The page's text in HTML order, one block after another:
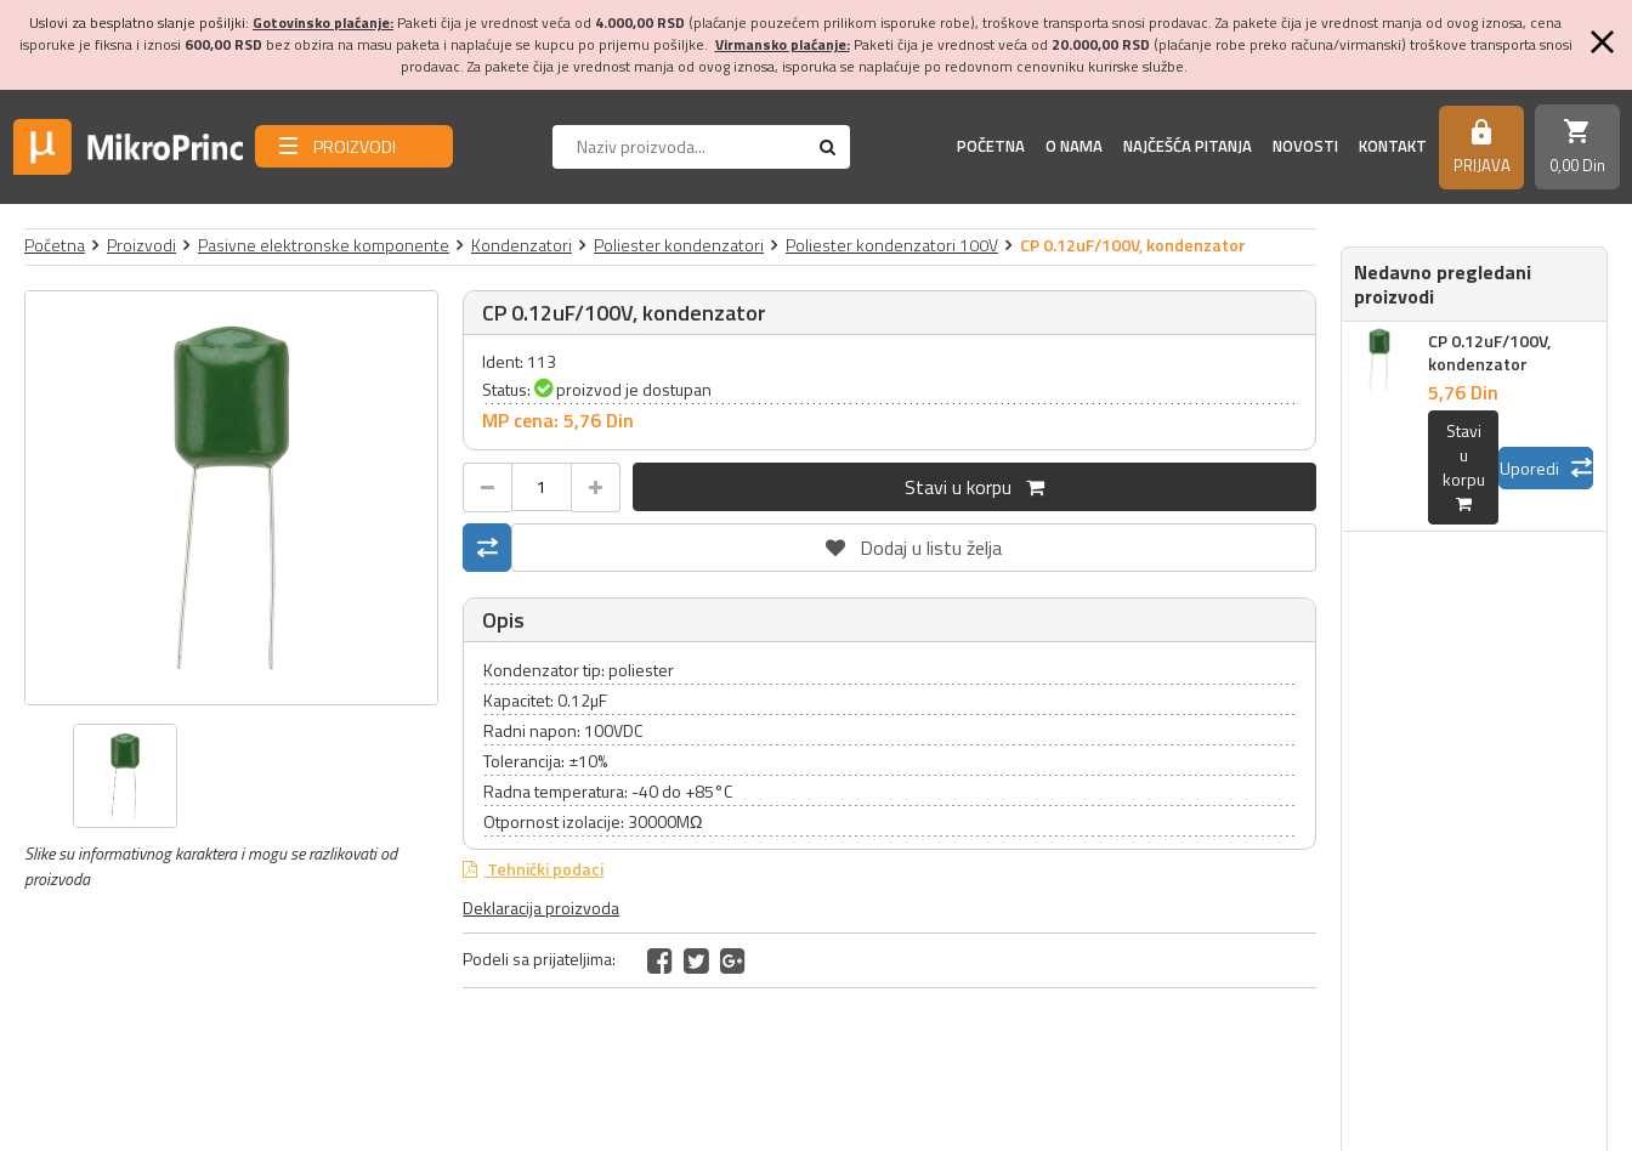
Uslovi za besplatno slanje pošiljki: Gotovinsko plaćanje: Paketi čija je vrednost veća od 4.000,00 RSD (plaćanje pouzećem prilikom isporuke robe), troškove transporta snosi prodavac. Za pakete čija je vrednost manja od ovog iznosa, cena
isporuke je fiksna i iznosi 600,00 RSD bez obzira na masu paketa i naplaćuje se kupcu po prijemu pošiljke. Virmansko plaćanje:Paketi čija je vrednost veća od 20.000,00 RSD (plaćanje robe preko računa/virmanski) troškove transporta snosi
prodavac. Za pakete čija je vrednost manja od ovog iznosa, isporuka se naplaćuje po redovnom cenovniku kurirske službe.
PROIZVODI POČETNA O NAMA NAJČEŠĆA PITANJA NOVOSTI KONTAKT https
PRIJAVA
shopping_cart
0,00 Din
Početna Proizvodi Pasivne elektronske komponente Kondenzatori Poliester kondenzatori Poliester kondenzatori 100V CP 0.12uF/100V, kondenzator
Slike su informativnog karaktera i mogu se razlikovati od
proizvoda
CP 0.12uF/100V, kondenzator
Ident: 113
Status:
proizvod je dostupan
MP cena: 5,76 Din
Stavi u korpu
Dodaj u listu želja
Opis
Kondenzator tip: poliester
Kapacitet: 0.12µF
Radni napon: 100VDC
Tolerancija: ±10%
Radna temperatura: -40 do +85°C
Otpornost izolacije: 30000MΩ
Tehnički podaci
Deklaracija proizvoda
Podeli sa prijateljima:
Nedavno pregledani
proizvodi
CP 0.12uF/100V,
kondenzator
5,76 Din
Stavi
u
korpu
Uporedi